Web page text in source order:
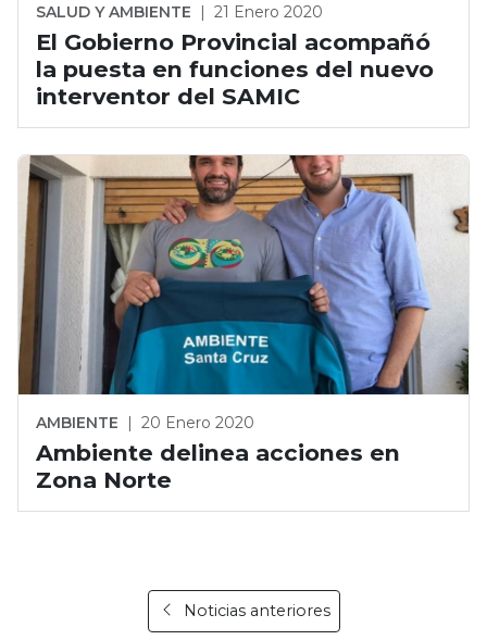
SALUD Y AMBIENTE | 21 Enero 2020
El Gobierno Provincial acompañó
la puesta en funciones del nuevo
interventor del SAMIC
AMBIENTE | 20 Enero 2020
Ambiente delinea acciones en
Zona Norte
Noticias anteriores